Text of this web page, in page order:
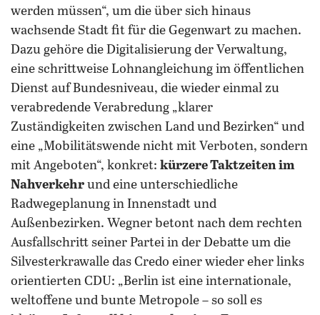
werden müssen“, um die über sich hinaus
wachsende Stadt fit für die Gegenwart zu machen.
Dazu gehöre die Digitalisierung der Verwaltung,
eine schrittweise Lohnangleichung im öffentlichen
Dienst auf Bundesniveau, die wieder einmal zu
verabredende Verabredung „klarer
Zuständigkeiten zwischen Land und Bezirken“ und
eine „Mobilitätswende nicht mit Verboten, sondern
mit Angeboten“, konkret: kürzere Taktzeiten im
Nahverkehr und eine unterschiedliche
Radwegeplanung in Innenstadt und
Außenbezirken. Wegner betont nach dem rechten
Ausfallschritt seiner Partei in der Debatte um die
Silvesterkrawalle das Credo einer wieder eher links
orientierten CDU: „Berlin ist eine internationale,
weltoffene und bunte Metropole – so soll es